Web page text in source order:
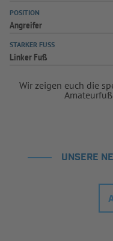
POSITION
Angreifer
STARKER FUSS
Linker Fuß
Wir zeigen euch die
UNSERE